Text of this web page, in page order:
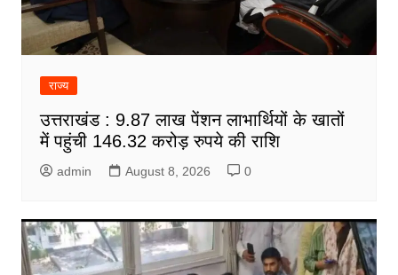
राज्य
उत्तराखंड : 9.87 लाख पेंशन लाभार्थियों के खातों
में पहुंची 146.32 करोड़ रुपये की राशि
admin August 8, 2026 0